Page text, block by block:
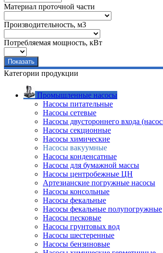
Материал проточной части
Производительность, м3
Потребляемая мощность, кВт
Категории продукции
Промышленные насосы
Насосы питательные
Насосы сетевые
Насосы двустороннего входа
Насосы секционные
Насосы химические
Насосы вакуумные
Насосы конденсатные
Насосы для бумажной массы
Насосы центробежные ЦН
Артезианские погружные насосы
Насосы консольные
Насосы фекальные
Насосы фекальные полупогружные
Насосы песковые
Насосы грунтовых вод
Насосы шестеренные
Насосы бензиновые